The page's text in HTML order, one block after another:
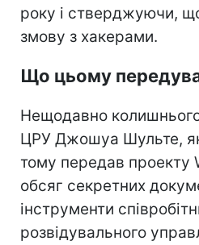
року і стверджуючи,
змову з хакерами.
Що цьому
Нещодавно колишнього
ЦРУ Джошуа Шульте,
тому передав проекту
обсяг секретних
інструменти
розвідувального